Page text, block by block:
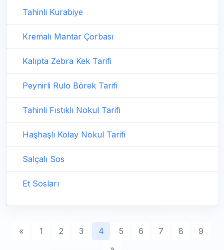
Tahinli Kurabiye
Kremalı Mantar Çorbası
Kalıpta Zebra Kek Tarifi
Peynirli Rulo Börek Tarifi
Tahinli Fıstıklı Nokul Tarifi
Haşhaşlı Kolay Nokul Tarifi
Salçalı Sos
Et Sosları
« 1 2 3 4 5 6 7 8
9